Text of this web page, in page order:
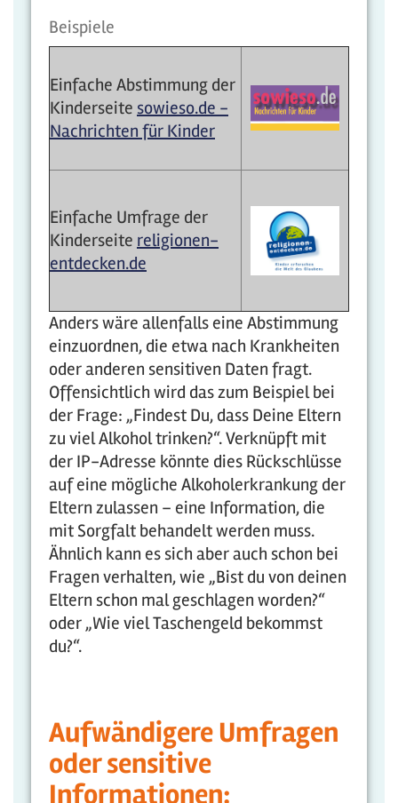
Einfache Abstimmung der
Kinderseite sowieso.de -
Nachrichten für Kinder
Beispiele
Einfache Umfrage der
Kinderseite religionen-
entdecken.de
Anders wäre allenfalls eine Abstimmung
einzuordnen, die etwa nach Krankheiten
oder anderen sensitiven Daten fragt.
Offensichtlich wird das zum Beispiel bei
der Frage: „Findest Du, dass Deine Eltern
zu viel Alkohol trinken?“. Verknüpft mit
der IP-Adresse könnte dies Rückschlüsse
auf eine mögliche Alkoholerkrankung der
Eltern zulassen – eine Information, die
mit Sorgfalt behandelt werden muss.
Ähnlich kann es sich aber auch schon bei
Fragen verhalten, wie „Bist du von deinen
Eltern schon mal geschlagen worden?“
oder „Wie viel Taschengeld bekommst
du?“.
Aufwändigere Umfragen
oder sensitive
Informationen: